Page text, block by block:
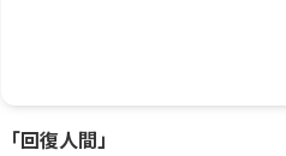
「回復人間」